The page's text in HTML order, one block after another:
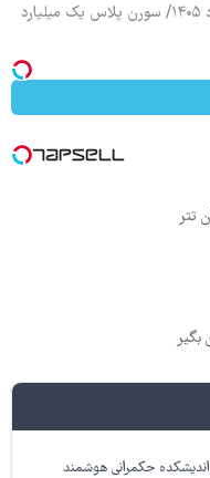
قیمت محصولات ایران خودرو شنبه ۱۰ مرداد ۱۴۰۵/ سورن پلاس یک میلیارد
اندیشکده حکمرانی هوشمند